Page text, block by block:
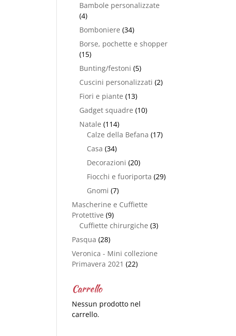
Bambole personalizzate
(4)
Bomboniere (34)
Borse, pochette e shopper
(15)
Bunting/festoni (5)
Cuscini personalizzati (2)
Fiori e piante (13)
Gadget squadre (10)
Natale (114)
Calze della Befana (17)
Casa (34)
Decorazioni (20)
Fiocchi e fuoriporta (29)
Gnomi (7)
Mascherine e Cuffiette
Protettive (9)
Cuffiette chirurgiche (3)
Pasqua (28)
Veronica - Mini collezione
Primavera 2021 (22)
Carrello
Nessun prodotto nel
carrello.